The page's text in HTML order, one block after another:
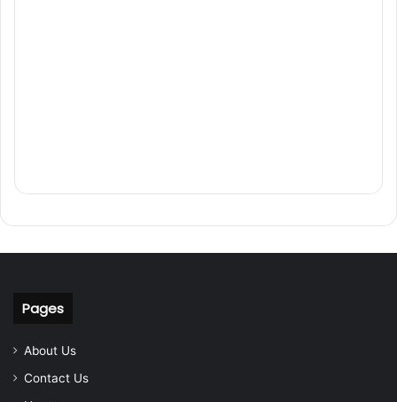
Pages
About Us
Contact Us